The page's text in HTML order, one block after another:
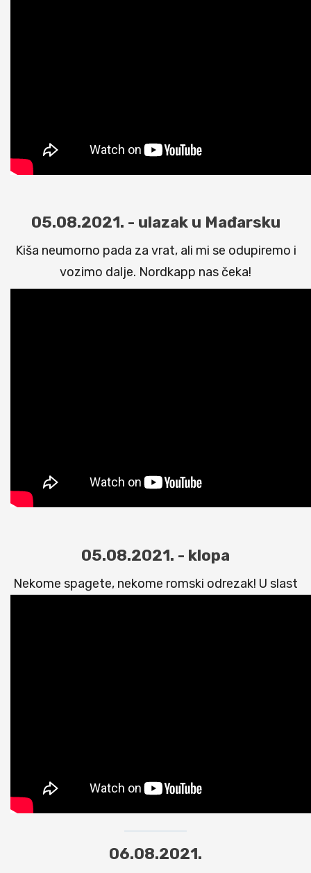
05.08.2021. - ulazak u Mađarsku
Kiša neumorno pada za vrat, ali mi se odupiremo i
vozimo dalje. Nordkapp nas čeka!
05.08.2021. - klopa
Nekome spagete, nekome romski odrezak! U slast
06.08.2021.